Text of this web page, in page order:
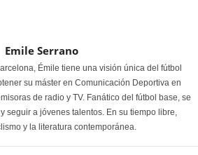
Emile Serrano
Émile tiene una visión única del fútbol
su máster en Comunicación Deportiva en
de radio y TV. Fanático del fútbol base, se
seguir a jóvenes talentos. En su tiempo libre,
y la literatura contemporánea.